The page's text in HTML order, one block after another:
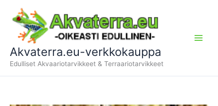
sisältöön
Akvaterra.eu-verkkokauppa
Edulliset Akvaariotarvikkeet & Terraariotarvikkeet